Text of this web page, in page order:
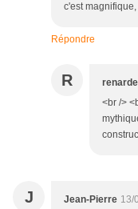
c'est
Répondre
R
<br />
J Jean-Pierre 13/